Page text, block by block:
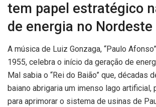
tem papel estratégico
de energia no Nordeste
A música de Luiz Gonzaga, “Paulo
1955, celebra o início da geração de
Mal sabia o “Rei do Baião” que, décadas
baiano abrigaria um imenso lago artificial,
para aprimorar o sistema de usinas de